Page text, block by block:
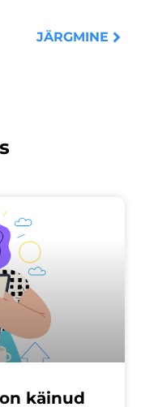
JÄRGMINE
käinud